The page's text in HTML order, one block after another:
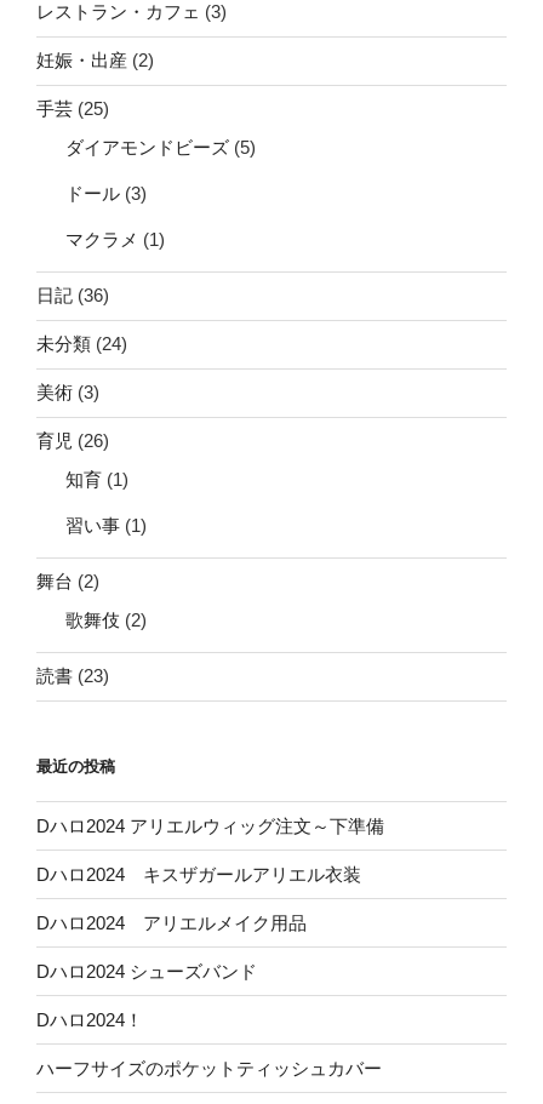
レストラン・カフェ (3)
妊娠・出産 (2)
手芸 (25)
ダイアモンドビーズ (5)
ドール (3)
マクラメ (1)
日記 (36)
未分類 (24)
美術 (3)
育児 (26)
知育 (1)
習い事 (1)
舞台 (2)
歌舞伎 (2)
読書 (23)
最近の投稿
Dハロ2024 アリエルウィッグ注文～下準備
Dハロ2024 キスザガールアリエル衣装
Dハロ2024 アリエルメイク用品
Dハロ2024 シューズバンド
Dハロ2024！
ハーフサイズのポケットティッシュカバー